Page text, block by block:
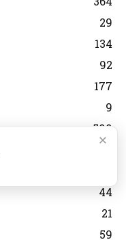
29
134
92
177
9
599
44
21
59
×